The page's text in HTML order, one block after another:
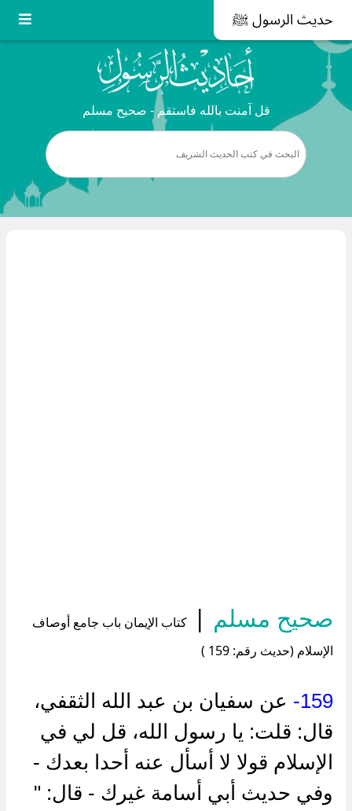
حديث الرسول ﷺ
قل آمنت بالله فاستقم - صحيح مسلم
صحيح مسلم |
كتاب الإيمان باب جامع أوصاف
الإسلام (حديث رقم: 159 )
159-
عن سفيان بن عبد الله الثقفي،
قال: قلت: يا رسول الله، قل لي في
الإسلام قولا لا أسأل عنه أحدا بعدك -
وفي حديث أبي أسامة غيرك - قال: "